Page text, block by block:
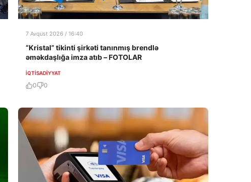
7 Avqust 2026 / 16:40
“Kristal” tikinti şirkəti tanınmış brendlə
əməkdaşlığa imza atıb – FOTOLAR
İQTISADIYYAT
0 0